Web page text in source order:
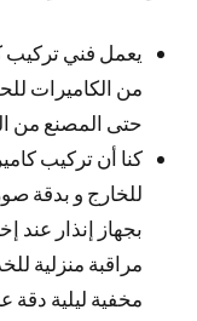
يعمل فني تركيب
من الكاميرات
حتى المصنع من
كنا أن تركيب
للخارج و بدقة
بجهاز إنذار عند
مراقبة منزلية
مخفية ليلية دقة